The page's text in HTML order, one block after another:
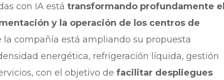
con IA está transformando profundamente el
y la operación de los centros de
la compañía está ampliando su propuesta
energética, refrigeración líquida, gestión
con el objetivo de facilitar despliegues